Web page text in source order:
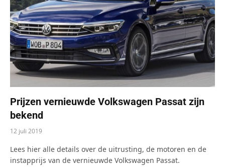
Prijzen vernieuwde Volkswagen Passat zijn
bekend
12 juli 2019
Lees hier alle details over de uitrusting, de motoren en de
instapprijs van de vernieuwde Volkswagen Passat.